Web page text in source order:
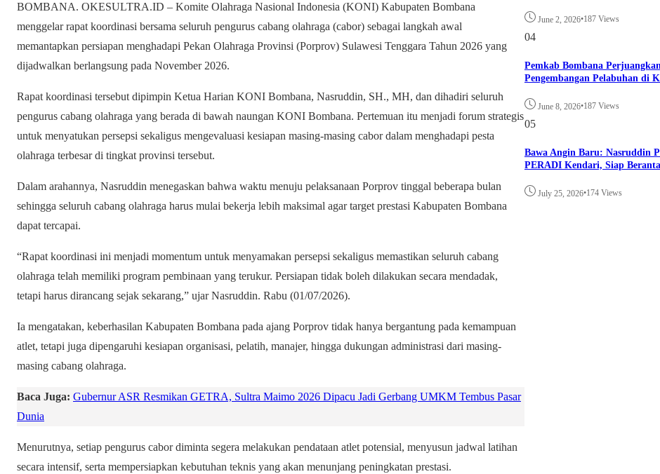
BOMBANA. OKESULTRA.ID – Komite Olahraga Nasional Indonesia (KONI) Kabupaten Bombana
menggelar rapat koordinasi bersama seluruh pengurus cabang olahraga (cabor) sebagai langkah awal
memantapkan persiapan menghadapi Pekan Olahraga Provinsi (Porprov) Sulawesi Tenggara Tahun 2026 yang
dijadwalkan berlangsung pada November 2026.
Rapat koordinasi tersebut dipimpin Ketua Harian KONI Bombana, Nasruddin, SH., MH, dan dihadiri seluruh
pengurus cabang olahraga yang berada di bawah naungan KONI Bombana. Pertemuan itu menjadi forum strategis
untuk menyatukan persepsi sekaligus mengevaluasi kesiapan masing-masing cabor dalam menghadapi pesta
olahraga terbesar di tingkat provinsi tersebut.
Dalam arahannya, Nasruddin menegaskan bahwa waktu menuju pelaksanaan Porprov tinggal beberapa bulan
sehingga seluruh cabang olahraga harus mulai bekerja lebih maksimal agar target prestasi Kabupaten Bombana
dapat tercapai.
“Rapat koordinasi ini menjadi momentum untuk menyamakan persepsi sekaligus memastikan seluruh cabang
olahraga telah memiliki program pembinaan yang terukur. Persiapan tidak boleh dilakukan secara mendadak,
tetapi harus dirancang sejak sekarang,” ujar Nasruddin. Rabu (01/07/2026).
Ia mengatakan, keberhasilan Kabupaten Bombana pada ajang Porprov tidak hanya bergantung pada kemampuan
atlet, tetapi juga dipengaruhi kesiapan organisasi, pelatih, manajer, hingga dukungan administrasi dari masing-
masing cabang olahraga.
Baca Juga: Gubernur ASR Resmikan GETRA, Sultra Maimo 2026 Dipacu Jadi Gerbang UMKM Tembus Pasar
Dunia
Menurutnya, setiap pengurus cabor diminta segera melakukan pendataan atlet potensial, menyusun jadwal latihan
secara intensif, serta mempersiapkan kebutuhan teknis yang akan menunjang peningkatan prestasi.
June 2, 2026•187 Views
04
Pemkab Bombana
Pengembangan Pelabuhan di
June 8, 2026•187 Views
05
Bawa Angin Baru: Nasruddin
PERADI Kendari, Siap
July 25, 2026•174 Views